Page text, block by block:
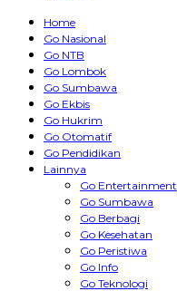
Home
Go Nasional
Go NTB
Go Lombok
Go Sumbawa
Go Ekbis
Go Hukrim
Go Otomatif
Go Pendidikan
Lainnya
Go Entertainment
Go Sumbawa
Go Berbagi
Go Kesehatan
Go Peristiwa
Go Info
Go Teknologi